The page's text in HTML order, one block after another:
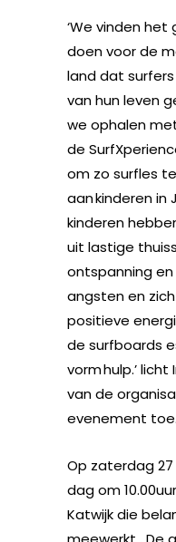
‘We vinden
doen voor de
land dat
van hun leven
we ophalen
de
om zo surfles
aan kinderen in
kinderen
uit lastige
ontspanning
angsten en
positieve
de surfboards
vorm hulp.’
van de
evenement toe.
Op zaterdag
dag om
Katwijk die